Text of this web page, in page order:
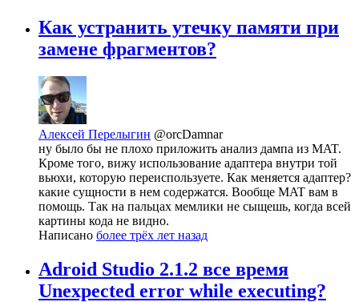
Как устранить утечку памяти при
замене фрагментов?
Алексей Перелыгин @orcDamnar
ну было бы не плохо приложить анализ дампа из MAT.
Кроме того, вижу использование адаптера внутри той
вьюхи, которую переиспользуете. Как меняется адаптер?
какие сущности в нем содержатся. Вообще MAT вам в
помощь. Так на пальцах мемлики не сыщешь, когда всей
картины кода не видно.
Написано более трёх лет назад
Adroid Studio 2.1.2 все время
Unexpected error while executing?